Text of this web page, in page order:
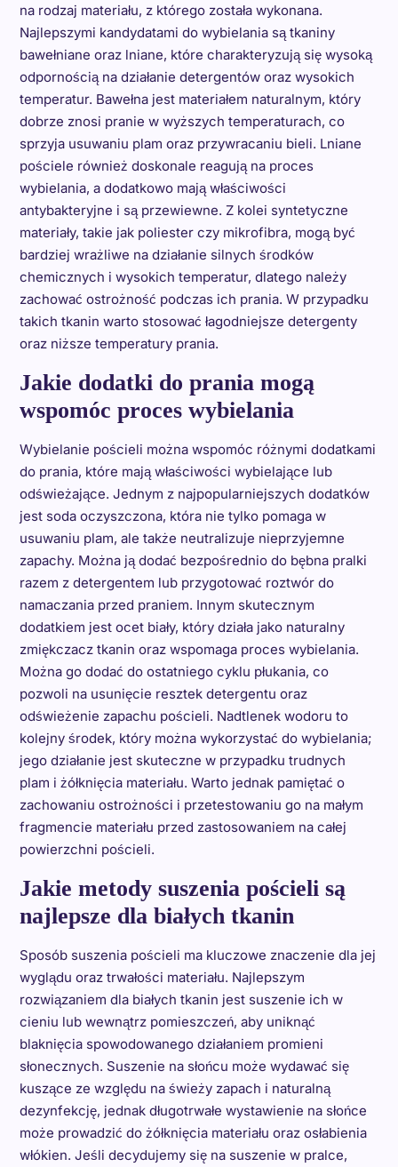
na rodzaj materiału, z którego została wykonana.
Najlepszymi kandydatami do wybielania są tkaniny
bawełniane oraz lniane, które charakteryzują się wysoką
odpornością na działanie detergentów oraz wysokich
temperatur. Bawełna jest materiałem naturalnym, który
dobrze znosi pranie w wyższych temperaturach, co
sprzyja usuwaniu plam oraz przywracaniu bieli. Lniane
pościele również doskonale reagują na proces
wybielania, a dodatkowo mają właściwości
antybakteryjne i są przewiewne. Z kolei syntetyczne
materiały, takie jak poliester czy mikrofibra, mogą być
bardziej wrażliwe na działanie silnych środków
chemicznych i wysokich temperatur, dlatego należy
zachować ostrożność podczas ich prania. W przypadku
takich tkanin warto stosować łagodniejsze detergenty
oraz niższe temperatury prania.
Jakie dodatki do prania mogą
wspomóc proces wybielania
Wybielanie pościeli można wspomóc różnymi dodatkami
do prania, które mają właściwości wybielające lub
odświeżające. Jednym z najpopularniejszych dodatków
jest soda oczyszczona, która nie tylko pomaga w
usuwaniu plam, ale także neutralizuje nieprzyjemne
zapachy. Można ją dodać bezpośrednio do bębna pralki
razem z detergentem lub przygotować roztwór do
namaczania przed praniem. Innym skutecznym
dodatkiem jest ocet biały, który działa jako naturalny
zmiękczacz tkanin oraz wspomaga proces wybielania.
Można go dodać do ostatniego cyklu płukania, co
pozwoli na usunięcie resztek detergentu oraz
odświeżenie zapachu pościeli. Nadtlenek wodoru to
kolejny środek, który można wykorzystać do wybielania;
jego działanie jest skuteczne w przypadku trudnych
plam i żółknięcia materiału. Warto jednak pamiętać o
zachowaniu ostrożności i przetestowaniu go na małym
fragmencie materiału przed zastosowaniem na całej
powierzchni pościeli.
Jakie metody suszenia pościeli są
najlepsze dla białych tkanin
Sposób suszenia pościeli ma kluczowe znaczenie dla jej
wyglądu oraz trwałości materiału. Najlepszym
rozwiązaniem dla białych tkanin jest suszenie ich w
cieniu lub wewnątrz pomieszczeń, aby uniknąć
blaknięcia spowodowanego działaniem promieni
słonecznych. Suszenie na słońcu może wydawać się
kuszące ze względu na świeży zapach i naturalną
dezynfekcję, jednak długotrwałe wystawienie na słońce
może prowadzić do żółknięcia materiału oraz osłabienia
włókien. Jeśli decydujemy się na suszenie w pralce,